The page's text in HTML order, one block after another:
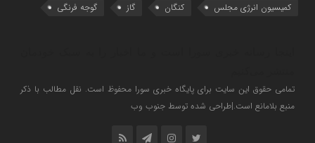
کمیسیون انرژی مجلس
کنگان گاز گوجه فرنگی
تمامی حقوق این سایت برای پایگاه خبری سورا محفوظ است. نقل مطالب با ذکر
منبع بلامانع است.|طراحی شده توسط جنوب وب